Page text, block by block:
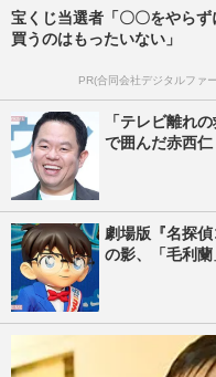
宝くじ当選者「〇〇をやらず
買うのはもったいない」
PR(合同会社デジタルファ
「テレビ離れ
で囲んだ赤西
劇場版『名探
の影、「毛利